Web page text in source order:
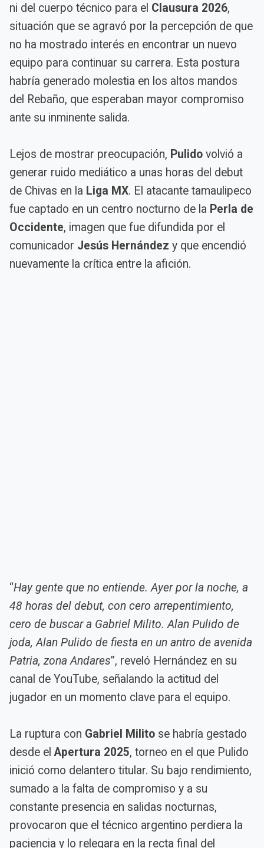
ni del cuerpo técnico para el Clausura 2026,
situación que se agravó por la percepción de que
no ha mostrado interés en encontrar un nuevo
equipo para continuar su carrera. Esta postura
habría generado molestia en los altos mandos
del Rebaño, que esperaban mayor compromiso
ante su inminente salida.
Lejos de mostrar preocupación, Pulido volvió a
generar ruido mediático a unas horas del debut
de Chivas en la Liga MX. El atacante tamaulipeco
fue captado en un centro nocturno de la Perla de
Occidente, imagen que fue difundida por el
comunicador Jesús Hernández y que encendió
nuevamente la crítica entre la afición.
“Hay gente que no entiende. Ayer por la noche, a
48 horas del debut, con cero arrepentimiento,
cero de buscar a Gabriel Milito. Alan Pulido de
joda, Alan Pulido de fiesta en un antro de avenida
Patria, zona Andares”, reveló Hernández en su
canal de YouTube, señalando la actitud del
jugador en un momento clave para el equipo.
La ruptura con Gabriel Milito se habría gestado
desde el Apertura 2025, torneo en el que Pulido
inició como delantero titular. Su bajo rendimiento,
sumado a la falta de compromiso y a su
constante presencia en salidas nocturnas,
provocaron que el técnico argentino perdiera la
paciencia y lo relegara en la recta final del